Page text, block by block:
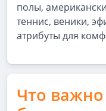
полы,
теннис, веники,
атрибуты для
Что